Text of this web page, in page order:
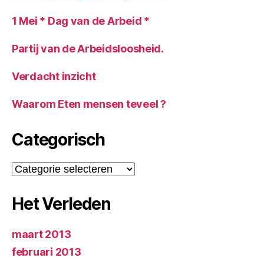
1 Mei * Dag van de Arbeid *
Partij van de Arbeidsloosheid.
Verdacht inzicht
Waarom Eten mensen teveel ?
Categorisch
Categorisch
Het Verleden
maart 2013
februari 2013